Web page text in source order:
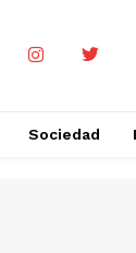
Sociedad